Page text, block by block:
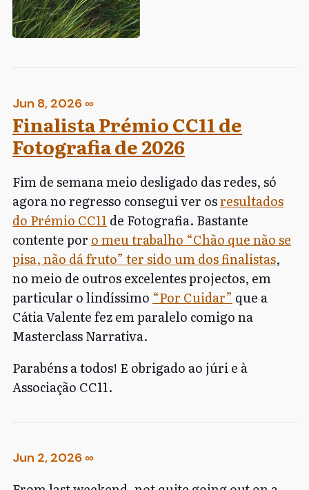
Jun 8, 2026∞
Finalista Prémio CC11 de
Fotografia de 2026
Fim de semana meio desligado das redes, só
agora no regresso consegui ver osresultados
do Prémio CC11 de Fotografia. Bastante
contente por o meu trabalho “Chão que não se
pisa, não dá fruto” ter sido um dos finalistas,
no meio de outros excelentes projectos, em
particular o lindíssimo “Por Cuidar” que a
Cátia Valente fez em paralelo comigo na
Masterclass Narrativa.
Parabéns a todos! E obrigado ao júri e à
Associação CC11.
Jun 2, 2026∞